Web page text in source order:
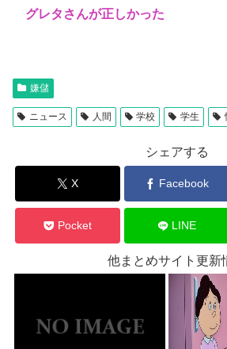
グレタさんが正しかった
嫌儲
ニュース 人間 学校 学生
シェアする
X Facebook
Pocket LINE
他まとめサイト更新